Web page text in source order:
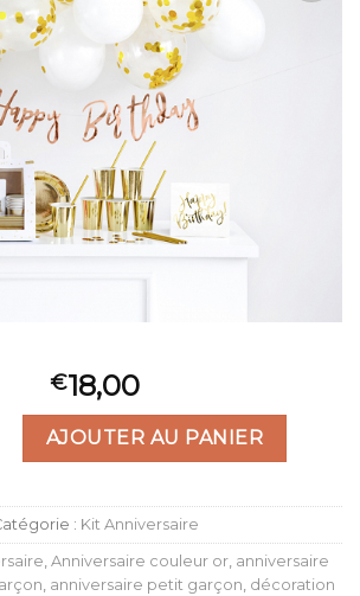
€18,00
KIT ANNIVERSAIRE OR
AJOUTER AU PANIER
: Kit Anniversaire
Anniversaire couleur or anniversaire
anniversaire petit garçon décoration